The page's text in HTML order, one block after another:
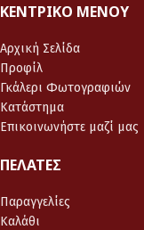
ΚΕΝΤΡΙΚΌ ΜΕΝΟΎ
Αρχική Σελίδα
Προφίλ
Γκάλερι Φωτογραφιών
Κατάστημα
Επικοινωνήστε μαζί μας
ΠΕΛΆΤΕΣ
Παραγγελίες
Καλάθι